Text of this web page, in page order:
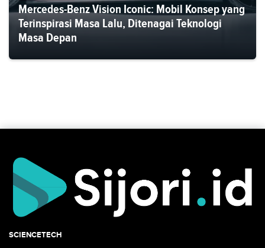
Mercedes-Benz Vision Iconic: Mobil Konsep yang
Terinspirasi Masa Lalu, Ditenagai Teknologi
Masa Depan
SCIENCETECH